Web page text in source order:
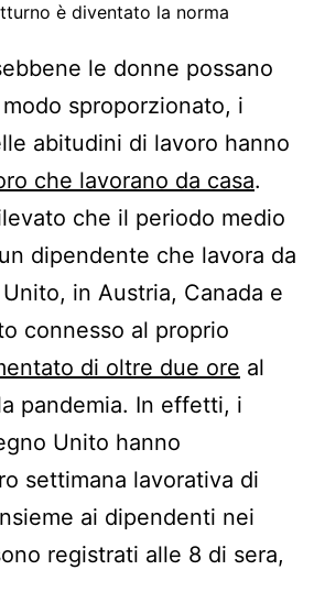
è diventato la norma
le donne possano
sproporzionato, i
abitudini di lavoro hanno
che lavorano da casa.
che il periodo medio
dipendente che lavora da
in Austria, Canada e
connesso al proprio
di oltre due ore al
pandemia. In effetti, i
Unito hanno
settimana lavorativa di
ai dipendenti nei
registrati alle 8 di sera,